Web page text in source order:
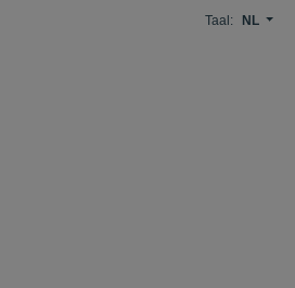
Taal: NL